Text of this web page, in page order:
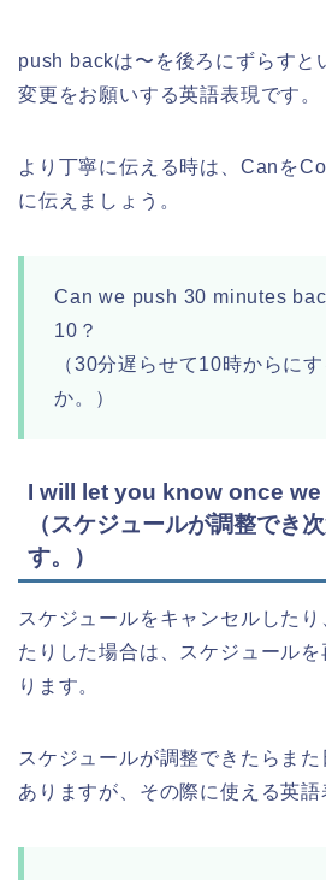
push backは〜を後ろにずらすと
変更をお願いする英語表現です。
より丁寧に伝える時は、Canを
に伝えましょう。
Can we push 30 minutes
10？
（30分遅らせて10時からに
か。）
I will let you know once
（スケジュールが調整でき
す。）
スケジュールをキャンセルした
たりした場合は、スケジュール
ります。
スケジュールが調整できたらま
ありますが、その際に使える英語